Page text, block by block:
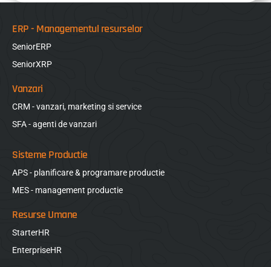
ERP - Managementul resurselor
SeniorERP
SeniorXRP
Vanzari
CRM - vanzari, marketing si service
SFA - agenti de vanzari
Sisteme Productie
APS - planificare & programare productie
MES - management productie
Resurse Umane
StarterHR
EnterpriseHR